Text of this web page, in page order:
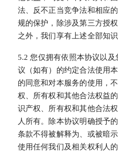
法、反不正当竞争法和相应
规的保护，除涉及第三方授
之外，我们享有上述全部知
5.2 您仅拥有依照本协议以
议（如有）的约定合法使用
的同意和对本服务的使用，
权、所有权和其他合法权益
识产权、所有权和其他合法
人所有。除本协议明确授予
条款不得被解释为、或被暗
使用任何我们及相关权利人